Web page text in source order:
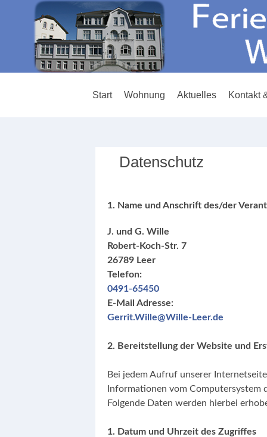
Start Wohnung Aktuelles Kontakt
Datenschutz
1. Name und Anschrift des/der
J. und G. Wille
Robert-Koch-Str. 7
26789 Leer
Telefon:
0491-65450
E-Mail Adresse:
Gerrit.Wille@Wille-Leer.de
2. Bereitstellung der Website und
Bei jedem Aufruf unserer
Informationen vom Computersystem
Folgende Daten werden hierbei
1. Datum und Uhrzeit des Zugriffes